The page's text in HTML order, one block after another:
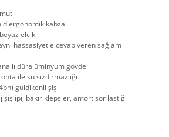
ergonomik kabza
elcik
hassasiyetle cevap veren sağlam
düralüminyum gövde
ile su sızdırmazlığı
güldikenli şiş
şiş ipi, bakır klepsler, amortisör lastiği